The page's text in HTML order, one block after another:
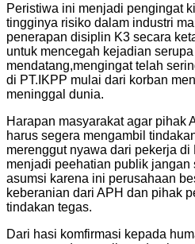
Peristiwa ini menjadi pengingat
tingginya risiko dalam industri
penerapan disiplin K3 secara
untuk mencegah kejadian
mendatang,mengingat telah
di PT.IKPP mulai dari korban
meninggal dunia.
Harapan masyarakat agar pihak
harus segera mengambil
merenggut nyawa dari pekerja
menjadi peehatian publik jangan
asumsi karena ini perusahaan
keberanian dari APH dan pihak
tindakan tegas.
Dari hasi komfirmasi kepada